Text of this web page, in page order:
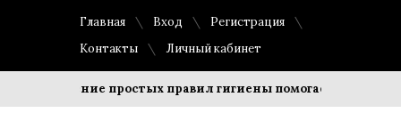
Главная Вход
Регистрация
Контакты
Личный кабинет
Соблюдение простых правил гигиены помогает